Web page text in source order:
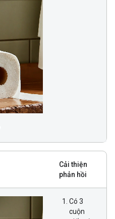
Cải thiện
phản hồi
Có 3
cuộn